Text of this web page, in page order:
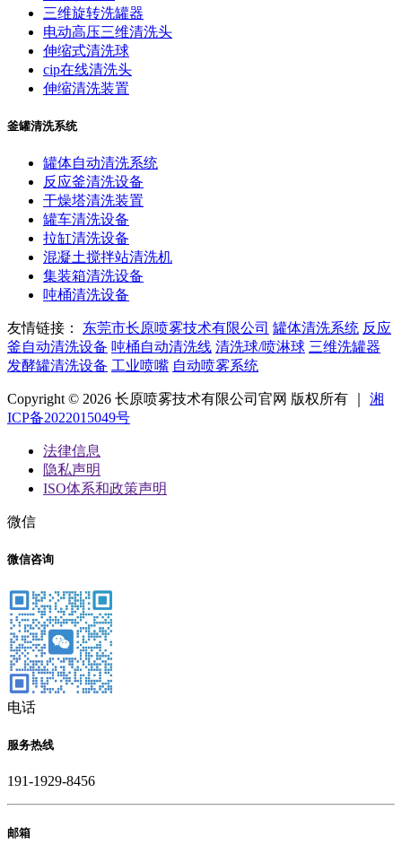
三维旋转洗罐器
电动高压三维清洗头
伸缩式清洗球
cip在线清洗头
伸缩清洗装置
釜罐清洗系统
罐体自动清洗系统
反应釜清洗设备
干燥塔清洗装置
罐车清洗设备
拉缸清洗设备
混凝土搅拌站清洗机
集装箱清洗设备
吨桶清洗设备
友情链接： 东莞市长原喷雾技术有限公司 罐体清洗系统 反应
釜自动清洗设备 吨桶自动清洗线 清洗球/喷淋球 三维洗罐器
发酵罐清洗设备 工业喷嘴 自动喷雾系统
Copyright © 2026 长原喷雾技术有限公司官网 版权所有 ｜ 湘
ICP备2022015049号
法律信息
隐私声明
ISO体系和政策声明
微信
微信咨询
电话
服务热线
191-1929-8456
邮箱